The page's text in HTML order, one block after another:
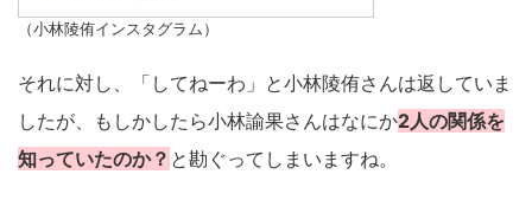
（小林陵侑インスタグラム）
それに対し、「してねーわ」と小林陵侑さんは返していま
したが、もしかしたら小林諭果さんはなにか2人の関係を
知っていたのか？ と勘ぐってしまいますね。